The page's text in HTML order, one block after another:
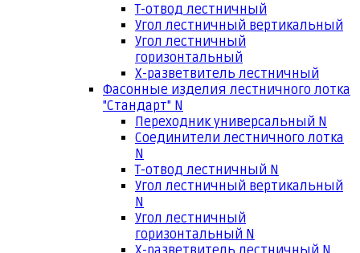
Т-отвод лестничный
Угол лестничный вертикальный
Угол лестничный
горизонтальный
Х-разветвитель лестничный
Фасонные изделия лестничного лотка
"Стандарт" N
Переходник универсальный N
Соединители лестничного лотка
N
Т-отвод лестничный N
Угол лестничный вертикальный
N
Угол лестничный
горизонтальный N